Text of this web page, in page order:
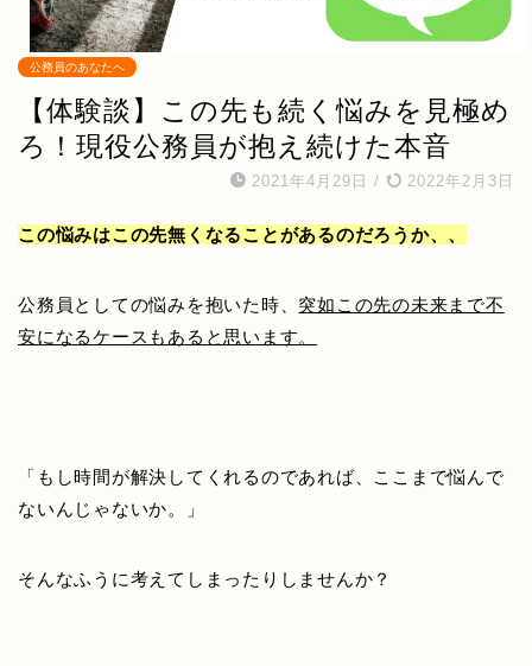
公務員のあなたへ
【体験談】この先も続く悩みを見極め
ろ！現役公務員が抱え続けた本音
2021年4月29日 / 2022年2月3日
この悩みはこの先無くなることがあるのだろうか、、
公務員としての悩みを抱いた時、 突如この先の未来まで不
安になるケースもあると思います。
「もし時間が解決してくれるのであれば、ここまで悩んで
ないんじゃないか。」
そんなふうに考えてしまったりしませんか？